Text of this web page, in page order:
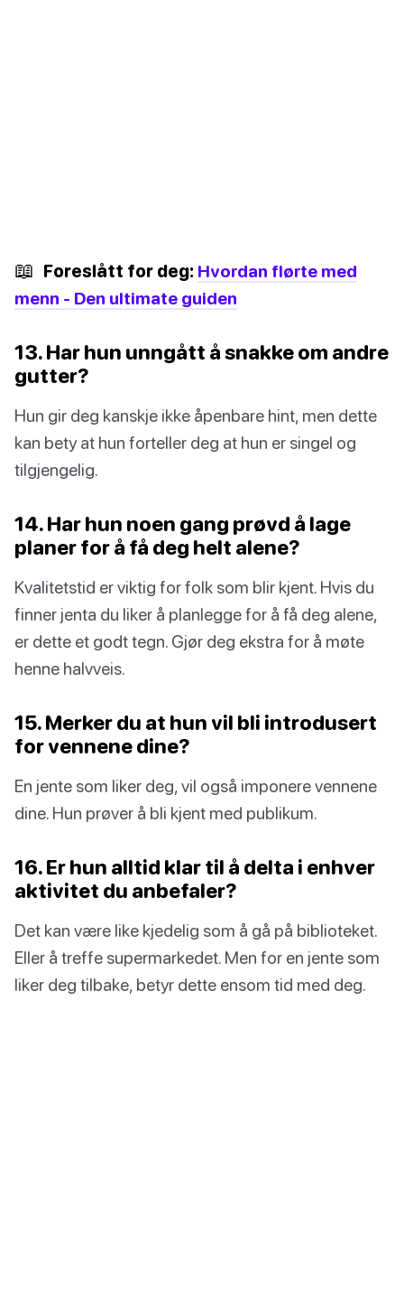
📖 Foreslått for deg: Hvordan flørte med
menn - Den ultimate guiden
13. Har hun unngått å snakke om andre
gutter?
Hun gir deg kanskje ikke åpenbare hint, men dette
kan bety at hun forteller deg at hun er singel og
tilgjengelig.
14. Har hun noen gang prøvd å lage
planer for å få deg helt alene?
Kvalitetstid er viktig for folk som blir kjent. Hvis du
finner jenta du liker å planlegge for å få deg alene,
er dette et godt tegn. Gjør deg ekstra for å møte
henne halvveis.
15. Merker du at hun vil bli introdusert
for vennene dine?
En jente som liker deg, vil også imponere vennene
dine. Hun prøver å bli kjent med publikum.
16. Er hun alltid klar til å delta i enhver
aktivitet du anbefaler?
Det kan være like kjedelig som å gå på biblioteket.
Eller å treffe supermarkedet. Men for en jente som
liker deg tilbake, betyr dette ensom tid med deg.